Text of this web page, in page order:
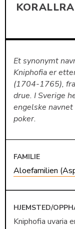
Et synonymt
Kniphofia er
(1704-1765),
drue. I Sverige
engelske
poker.
FAMILIE
Aloefamilien
HJEMSTED/
Kniphofia uvaria